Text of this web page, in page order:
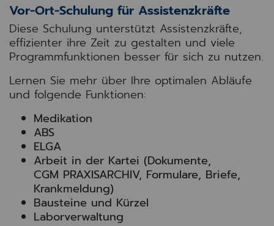
Vor-Ort-Schulung für Assistenzkräfte
Diese Schulung unterstützt Assistenzkräfte,
effizienter ihre Zeit zu gestalten und viele
Programmfunktionen besser für sich zu nutzen.
Lernen Sie mehr über Ihre optimalen Abläufe
und folgende Funktionen:
Medikation
ABS
ELGA
Arbeit in der Kartei (Dokumente,
CGM PRAXISARCHIV, Formulare, Briefe,
Krankmeldung)
Bausteine und Kürzel
Laborverwaltung